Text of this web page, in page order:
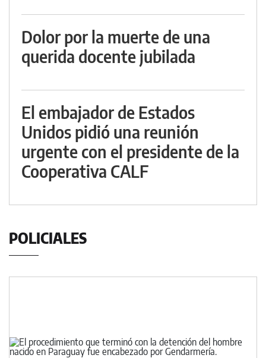
Dolor por la muerte de una
querida docente jubilada
El embajador de Estados
Unidos pidió una reunión
urgente con el presidente de la
Cooperativa CALF
POLICIALES